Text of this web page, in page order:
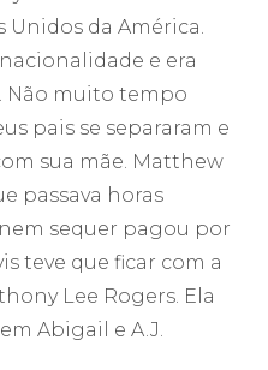
Unidos da América.
e era
Não muito tempo
pais se separaram e
sua mãe. Matthew
passava horas
sequer pagou por
teve que ficar com a
Lee Rogers. Ela
Abigail e A.J.